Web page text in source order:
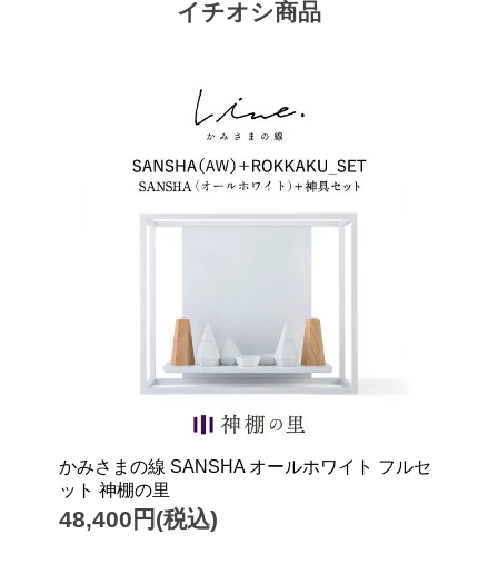
イチオシ商品
かみさまの線 SANSHA オールホワイト フルセ
ット 神棚の里
48,400円(税込)